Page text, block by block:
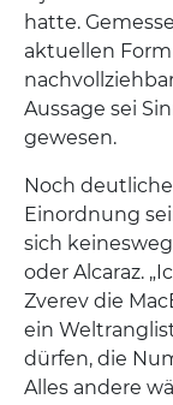
hatte.
aktuellen
Aussage sei
gewesen.
Noch
Einordnung
sich
oder Alcaraz.
Zverev die
ein
dürfen, die
Alles andere